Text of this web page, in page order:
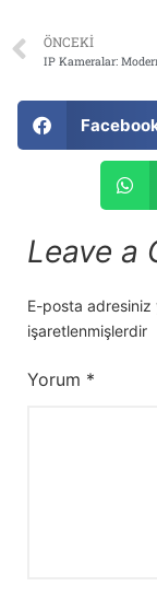
ÖNCEKI
Leave a
E-posta adresiniz
işaretlenmişlerdir
Yorum *